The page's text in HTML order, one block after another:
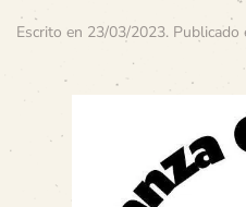
Escrito en 23/03/2023. Publicado